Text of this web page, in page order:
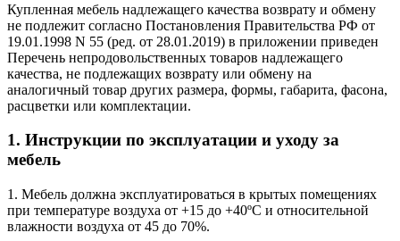
Купленная мебель надлежащего качества возврату и обмену
не подлежит согласно Постановления Правительства РФ от
19.01.1998 N 55 (ред. от 28.01.2019) в приложении приведен
Перечень непродовольственных товаров надлежащего
качества, не подлежащих возврату или обмену на
аналогичный товар других размера, формы, габарита, фасона,
расцветки или комплектации.
1. Инструкции по эксплуатации и уходу за
мебель
1. Мебель должна эксплуатироваться в крытых помещениях
при температуре воздуха от +15 до +40ºС и относительной
влажности воздуха от 45 до 70%.